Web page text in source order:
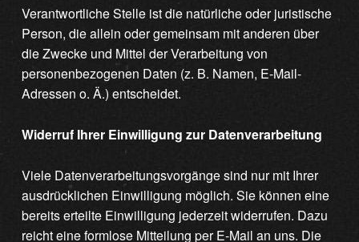
Verantwortliche Stelle ist die natürliche oder juristische
Person, die allein oder gemeinsam mit anderen über
die Zwecke und Mittel der Verarbeitung von
personenbezogenen Daten (z. B. Namen, E-Mail-
Adressen o. Ä.) entscheidet.
Widerruf Ihrer Einwilligung zur Datenverarbeitung
Viele Datenverarbeitungsvorgänge sind nur mit Ihrer
ausdrücklichen Einwilligung möglich. Sie können eine
bereits erteilte Einwilligung jederzeit widerrufen. Dazu
reicht eine formlose Mitteilung per E-Mail an uns. Die